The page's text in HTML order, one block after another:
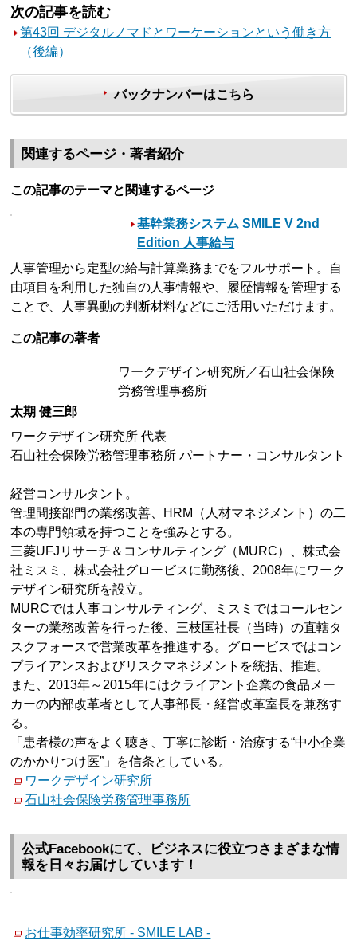
次の記事を読む
第43回 デジタルノマドとワーケーションという働き方
（後編）
バックナンバーはこちら
関連するページ・著者紹介
この記事のテーマと関連するページ
基幹業務システム SMILE V 2nd
Edition 人事給与
人事管理から定型の給与計算業務までをフルサポート。自
由項目を利用した独自の人事情報や、履歴情報を管理する
ことで、人事異動の判断材料などにご活用いただけます。
この記事の著者
ワークデザイン研究所／石山社会保険
労務管理事務所
太期 健三郎
ワークデザイン研究所 代表
石山社会保険労務管理事務所 パートナー・コンサルタント
経営コンサルタント。
管理間接部門の業務改善、HRM（人材マネジメント）の二
本の専門領域を持つことを強みとする。
三菱UFJリサーチ＆コンサルティング（MURC）、株式会
社ミスミ、株式会社グロービスに勤務後、2008年にワーク
デザイン研究所を設立。
MURCでは人事コンサルティング、ミスミではコールセン
ターの業務改善を行った後、三枝匡社長（当時）の直轄タ
スクフォースで営業改革を推進する。グロービスではコン
プライアンスおよびリスクマネジメントを統括、推進。
また、2013年～2015年にはクライアント企業の食品メー
カーの内部改革者として人事部長・経営改革室長を兼務す
る。
「患者様の声をよく聴き、丁寧に診断・治療する“中小企業
のかかりつけ医”」を信条としている。
ワークデザイン研究所
石山社会保険労務管理事務所
公式Facebookにて、ビジネスに役立つさまざまな情
報を日々お届けしています！
お仕事効率研究所 - SMILE LAB -